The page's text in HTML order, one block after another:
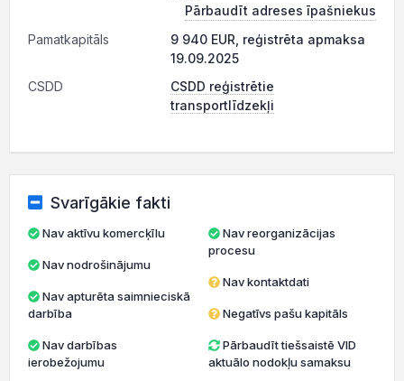
Pārbaudīt adreses īpašniekus
Pamatkapitāls
9 940 EUR, reģistrēta apmaksa
19.09.2025
CSDD
CSDD reģistrētie
transportlīdzekļi
Svarīgākie fakti
Nav aktīvu komercķīlu
Nav nodrošinājumu
darbība
ierobežojumu
Nav reorganizācijas
procesu
Nav kontaktdati
Negatīvs pašu kapitāls
Pārbaudīt tiešsaistē VID
aktuālo nodokļu samaksu